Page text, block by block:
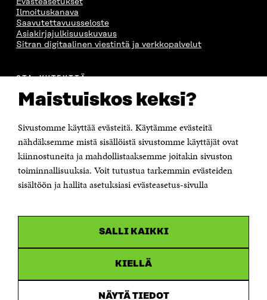
Maistuiskos keksi?
Sivustomme käyttää evästeitä. Käytämme evästeitä
nähdäksemme mistä sisällöistä sivustomme käyttäjät ovat
kiinnostuneita ja mahdollistaaksemme joitakin sivuston
toiminnallisuuksia. Voit tutustua tarkemmin evästeiden
sisältöön ja hallita asetuksiasi evästeasetus-sivulla
SALLI KAIKKI
KIELLÄ
NÄYTÄ TIEDOT
Ilmoituskanava
Saavutettavuusseloste
Asiakirjajulkisuuskuvaus
Sitran digitaalinen viestintä ja verkkopalvelut
OTA YHTEYTTÄ
Itämerenkatu 11-13, PL 160,
00181 Helsinki
Puhelin +358 294 618 991
Sähköpostiosoite
Saapumisohjeet
Y-tunnus 0202132-3